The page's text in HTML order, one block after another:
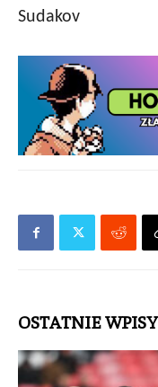
Sudakov
OSTATNIE WPISY